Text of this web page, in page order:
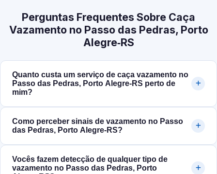
Perguntas Frequentes Sobre Caça
Vazamento no Passo das Pedras, Porto
Alegre‑RS
Quanto custa um serviço de caça vazamento no
Passo das Pedras, Porto Alegre‑RS perto de
mim?
Como perceber sinais de vazamento no Passo
das Pedras, Porto Alegre‑RS?
Vocês fazem detecção de qualquer tipo de
vazamento no Passo das Pedras, Porto